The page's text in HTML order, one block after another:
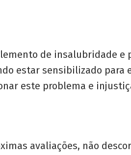
de insalubridade e
estar sensibilizado
este problema e
avaliações, não